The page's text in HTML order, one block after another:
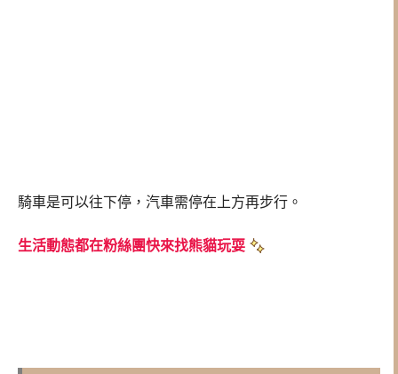
騎車是可以往下停，汽車需停在上方再步行。
生活動態都在粉絲團快來找熊貓玩耍